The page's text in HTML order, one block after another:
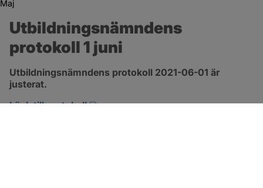
Maj
Utbildningsnämndens
protokoll 1 juni
Utbildningsnämndens protokoll 2021-06-01 är
justerat.
Länk till protokoll
pdf, 1.3 MB, öppnas i nytt fönster.